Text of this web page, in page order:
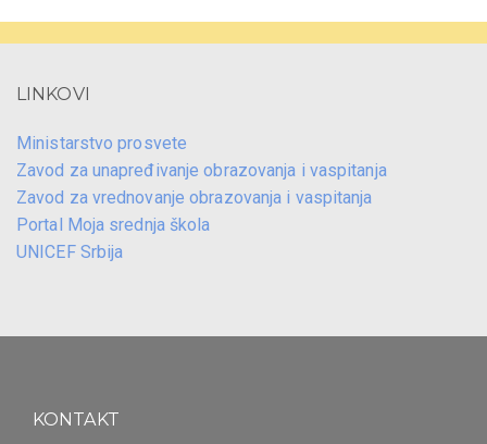
LINKOVI
Ministarstvo prosvete
Zavod za unapređivanje obrazovanja i vaspitanja
Zavod za vrednovanje obrazovanja i vaspitanja
Portal Moja srednja škola
UNICEF Srbija
KONTAKT